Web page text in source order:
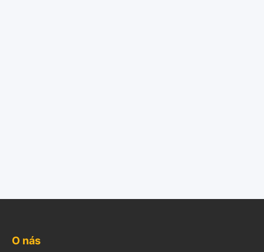
O nás